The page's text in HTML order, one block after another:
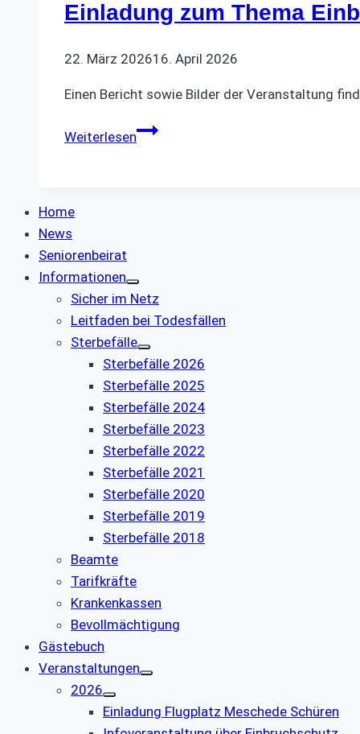
Einladung zum Thema
22. März 202616. April 2026
Einen Bericht sowie Bilder der Veranstaltung
WeiterlesenEinladung
Home
News
Seniorenbeirat
Informationen
Sicher im Netz
Leitfaden bei Todesfällen
Sterbefälle
Sterbefälle 2026
Sterbefälle 2025
Sterbefälle 2024
Sterbefälle 2023
Sterbefälle 2022
Sterbefälle 2021
Sterbefälle 2020
Sterbefälle 2019
Sterbefälle 2018
Beamte
Tarifkräfte
Krankenkassen
Bevollmächtigung
Gästebuch
Veranstaltungen
2026
Einladung Flugplatz Meschede Schüren